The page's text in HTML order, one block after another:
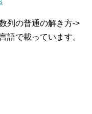
列の普通の解き方->
語で載っています。